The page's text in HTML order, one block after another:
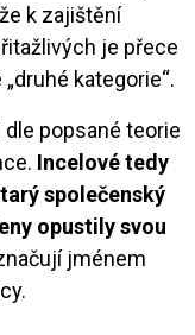
k zajištění
je přece
kategorie“.
dle popsané teorie
Incelové tedy
společenský
opustily svou
jménem